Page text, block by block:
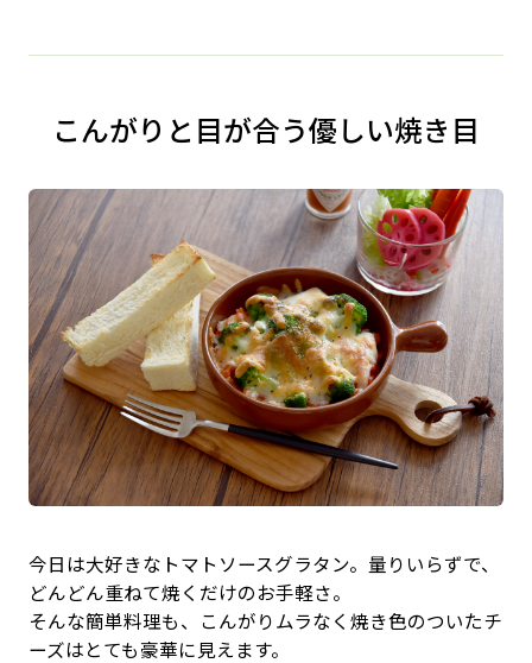
こんがりと目が合う優しい焼き目
今日は大好きなトマトソースグラタン。量りいらずで、
どんどん重ねて焼くだけのお手軽さ。
そんな簡単料理も、こんがりムラなく焼き色のついたチ
ーズはとても豪華に見えます。